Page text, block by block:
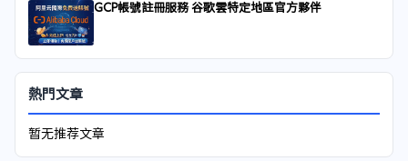
GCP帳號註冊服務 谷歌雲特定地區官方夥伴
熱門文章
暂无推荐文章